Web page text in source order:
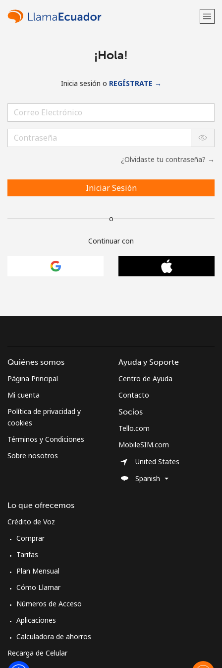
¡Hola!
Inicia sesión o REGÍSTRATE →
¿Olvidaste tu contraseña? →
Iniciar Sesión
o
Continuar con
Quiénes somos
Página Principal
Mi cuenta
Política de privacidad y
cookies
Términos y Condiciones
Sobre nosotros
Lo que ofrecemos
Crédito de Voz
Comprar
Tarifas
Plan Mensual
Cómo Llamar
Números de Acceso
Aplicaciones
Calculadora de ahorros
Recarga de Celular
Ayuda y Soporte
Centro de Ayuda
Contacto
Socios
Tello.com
MobileSIM.com
United States
Spanish